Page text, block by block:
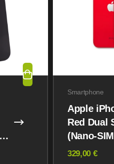
Smartphone
Apple
Red Dual
(Nano-
eSIM)
329,00 €